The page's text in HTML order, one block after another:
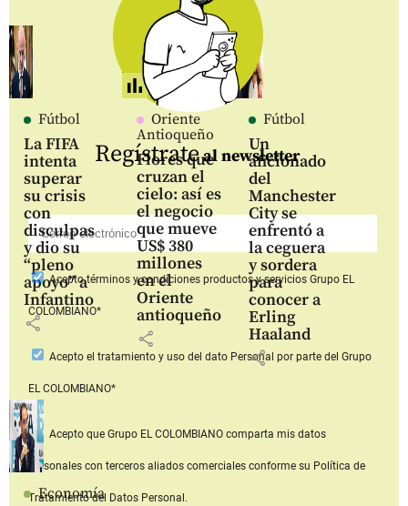
Fútbol
La FIFA
intenta
superar
su crisis
con
disculpas
y dio su
“pleno
apoyo” a
Infantino
share
Oriente
Antioqueño
Flores que
cruzan el
cielo: así es
el negocio
que mueve
US$ 380
millones
en el
Oriente
antioqueño
share
Fútbol
Un
aficionado
del
Manchester
City se
enfrentó a
la ceguera
y sordera
para
conocer a
Erling
Haaland
share
Economía
Regístrateal newsletter
Aceptotérminos y condiciones productos y serviciosGrupo EL
COLOMBIANO*
Acepto el tratamiento y uso del dato Personal por parte del Grupo
EL COLOMBIANO*
Acepto que Grupo EL COLOMBIANOcomparta mis datos
personales con terceros aliados comerciales conforme su Política de
Tratamiento del Datos Personal.